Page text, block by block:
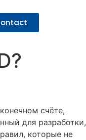
счёте,
для разработки,
которые не